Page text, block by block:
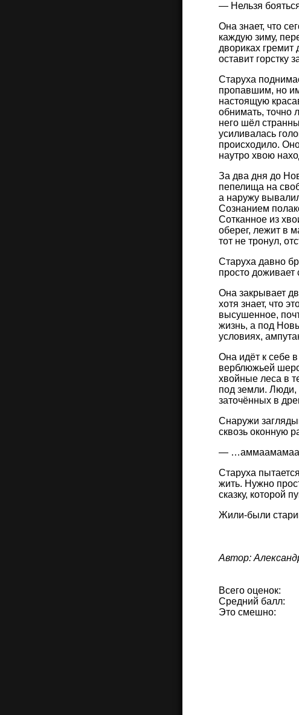
— Нельзя
Она знает, что
каждую зиму,
двориках гремит
оставит горстку
Старуха
пропавшим, но
настоящую
обнимать, точно
него шёл
усиливалась
происходило.
наутро хвою
За два дня до
пепелища на
а наружу
Сознанием
Сотканное из
оберег, лежит в
тот не тронул,
Старуха давно
просто
Она закрывает
хотя знает, что
высушенное,
жизнь, а под
условиях,
Она идёт к себе
верблюжьей
хвойные леса в
под земли.
заточённых в
Снаружи
сквозь оконную
—
Старуха
жить. Нужно
сказку, которой
Жили-были
Автор:
Всего оценок:
Средний балл:
Это смешно: